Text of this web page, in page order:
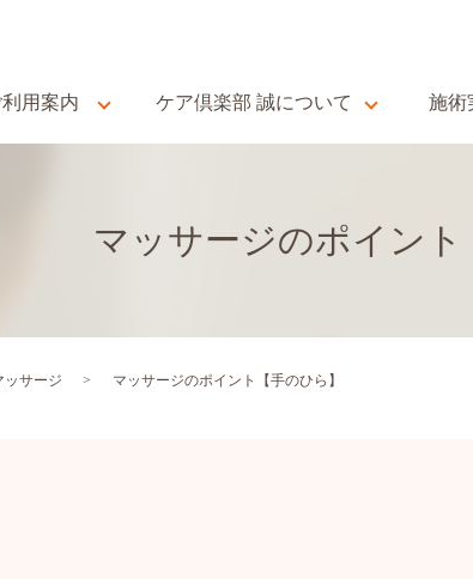
利用案内 ケア倶楽部 誠について 施術
マッサージのポイント
ッサージ マッサージのポイント【手のひら】